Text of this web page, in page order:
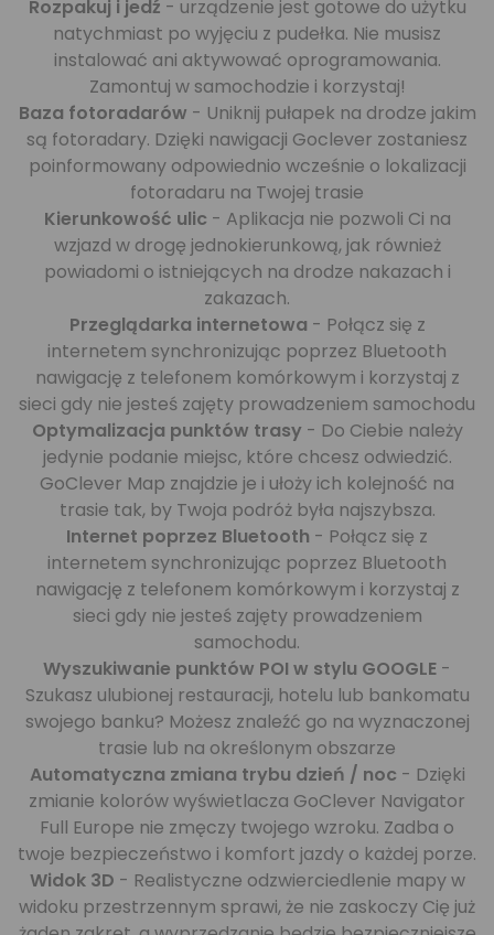
Rozpakuj i jedź - urządzenie jest gotowe do użytku
natychmiast po wyjęciu z pudełka. Nie musisz
instalować ani aktywować oprogramowania.
Zamontuj w samochodzie i korzystaj!
Baza fotoradarów - Uniknij pułapek na drodze jakim
są fotoradary. Dzięki nawigacji Goclever zostaniesz
poinformowany odpowiednio wcześnie o lokalizacji
fotoradaru na Twojej trasie
Kierunkowość ulic - Aplikacja nie pozwoli Ci na
wzjazd w drogę jednokierunkową, jak również
powiadomi o istniejących na drodze nakazach i
zakazach.
Przeglądarka internetowa - Połącz się z
internetem synchronizując poprzez Bluetooth
nawigację z telefonem komórkowym i korzystaj z
sieci gdy nie jesteś zajęty prowadzeniem samochodu
Optymalizacja punktów trasy - Do Ciebie należy
jedynie podanie miejsc, które chcesz odwiedzić.
GoClever Map znajdzie je i ułoży ich kolejność na
trasie tak, by Twoja podróż była najszybsza.
Internet poprzez Bluetooth - Połącz się z
internetem synchronizując poprzez Bluetooth
nawigację z telefonem komórkowym i korzystaj z
sieci gdy nie jesteś zajęty prowadzeniem
samochodu.
Wyszukiwanie punktów POI w stylu GOOGLE -
Szukasz ulubionej restauracji, hotelu lub bankomatu
swojego banku? Możesz znaleźć go na wyznaczonej
trasie lub na określonym obszarze
Automatyczna zmiana trybu dzień / noc - Dzięki
zmianie kolorów wyświetlacza GoClever Navigator
Full Europe nie zmęczy twojego wzroku. Zadba o
twoje bezpieczeństwo i komfort jazdy o każdej porze.
Widok 3D - Realistyczne odzwierciedlenie mapy w
widoku przestrzennym sprawi, że nie zaskoczy Cię już